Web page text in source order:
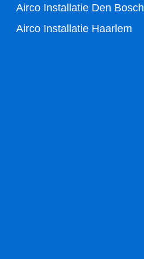
Airco Installatie Den Bosch
Airco Installatie Haarlem